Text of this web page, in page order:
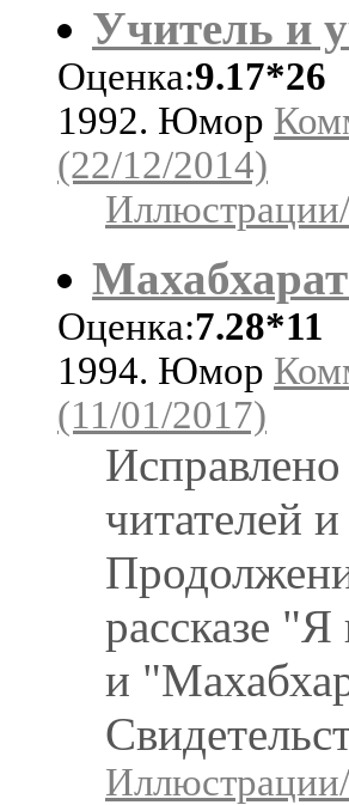
Учитель и
Оценка:9.17*26
1992. Юмор
(22/12/2014)
Оценка:7.28*11
1994. Юмор
(11/01/2017)
читателей
рассказе
и